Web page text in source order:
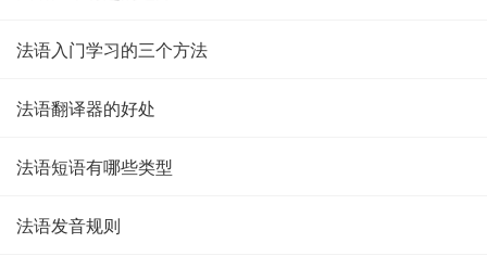
法语入门学习的三个方法
法语翻译器的好处
法语短语有哪些类型
法语发音规则